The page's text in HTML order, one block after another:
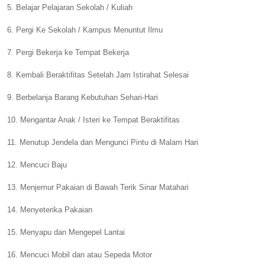
5. Belajar Pelajaran Sekolah / Kuliah
6. Pergi Ke Sekolah / Kampus Menuntut Ilmu
7. Pergi Bekerja ke Tempat Bekerja
8. Kembali Beraktifitas Setelah Jam Istirahat Selesai
9. Berbelanja Barang Kebutuhan Sehari-Hari
10. Mengantar Anak / Isteri ke Tempat Beraktifitas
11. Menutup Jendela dan Mengunci Pintu di Malam Hari
12. Mencuci Baju
13. Menjemur Pakaian di Bawah Terik Sinar Matahari
14. Menyeterika Pakaian
15. Menyapu dan Mengepel Lantai
16. Mencuci Mobil dan atau Sepeda Motor